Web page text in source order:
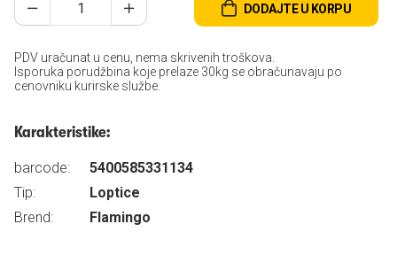
DODAJTE U KORPU
PDV uračunat u cenu, nema skrivenih troškova.
Isporuka porudžbina koje prelaze 30kg se obračunavaju po
cenovniku kurirske službe.
Karakteristike:
barcode:
5400585331134
Tip:
Loptice
Brend:
Flamingo